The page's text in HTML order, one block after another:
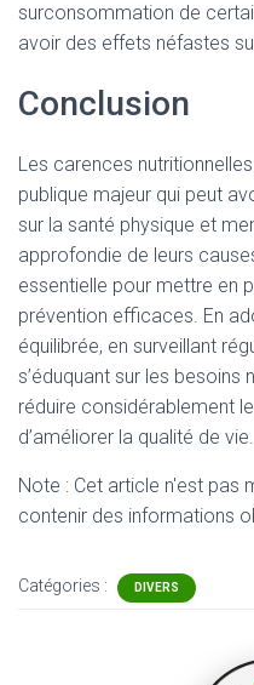
surconsommation de
avoir des effets néfastes
Conclusion
Les carences
publique majeur qui peut
sur la santé physique et
approfondie de leurs
essentielle pour mettre en
prévention efficaces. En
équilibrée, en surveillant
s’éduquant sur les besoins
réduire considérablement
d’améliorer la qualité de vie.
Note : Cet article n'est pas
contenir des informations
Catégories : DIVERS